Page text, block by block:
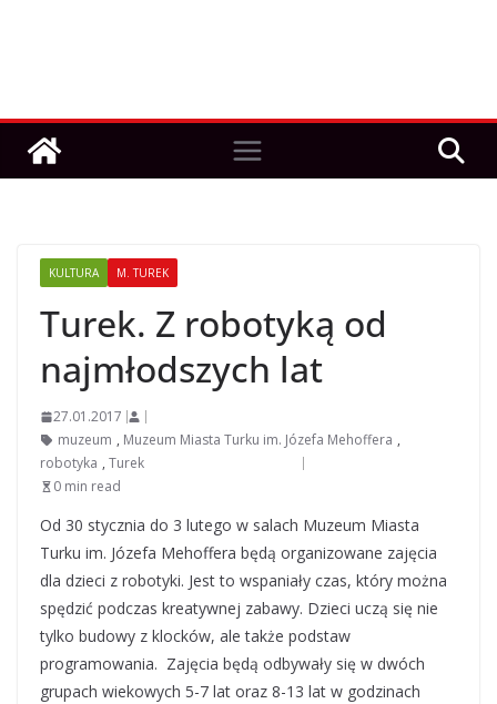
KULTURA M. TUREK
Turek. Z robotyką od
najmłodszych lat
27.01.2017
muzeum , Muzeum Miasta Turku im. Józefa Mehoffera ,
robotyka , Turek
0 min read
Od 30 stycznia do 3 lutego w salach Muzeum Miasta
Turku im. Józefa Mehoffera będą organizowane zajęcia
dla dzieci z robotyki. Jest to wspaniały czas, który można
spędzić podczas kreatywnej zabawy. Dzieci uczą się nie
tylko budowy z klocków, ale także podstaw
programowania. Zajęcia będą odbywały się w dwóch
grupach wiekowych 5-7 lat oraz 8-13 lat w godzinach